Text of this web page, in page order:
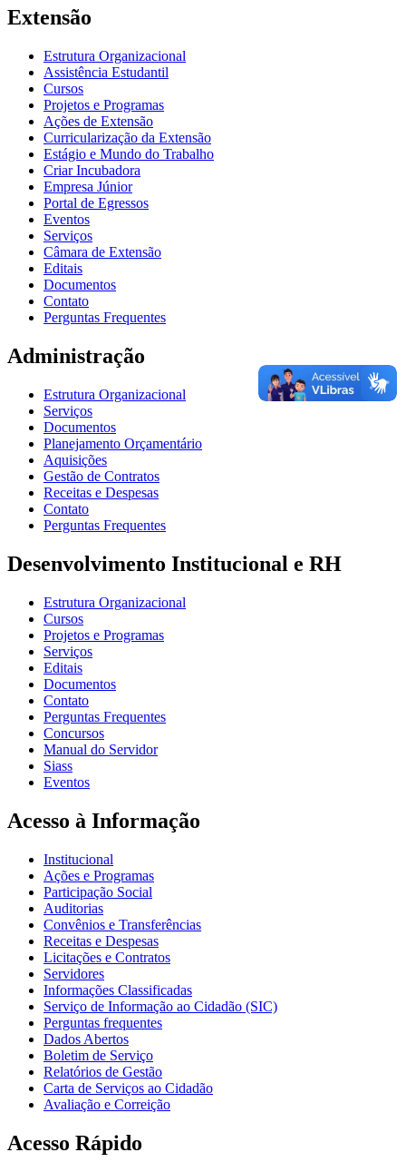
Extensão
Estrutura Organizacional
Assistência Estudantil
Cursos
Projetos e Programas
Ações de Extensão
Curricularização da Extensão
Estágio e Mundo do Trabalho
Criar Incubadora
Empresa Júnior
Portal de Egressos
Eventos
Serviços
Câmara de Extensão
Editais
Documentos
Contato
Perguntas Frequentes
Administração
Estrutura Organizacional
Serviços
Documentos
Planejamento Orçamentário
Aquisições
Gestão de Contratos
Receitas e Despesas
Contato
Perguntas Frequentes
Desenvolvimento Institucional e RH
Estrutura Organizacional
Cursos
Projetos e Programas
Serviços
Editais
Documentos
Contato
Perguntas Frequentes
Concursos
Manual do Servidor
Siass
Eventos
Acesso à Informação
Institucional
Ações e Programas
Participação Social
Auditorias
Convênios e Transferências
Receitas e Despesas
Licitações e Contratos
Servidores
Informações Classificadas
Serviço de Informação ao Cidadão (SIC)
Perguntas frequentes
Dados Abertos
Boletim de Serviço
Relatórios de Gestão
Carta de Serviços ao Cidadão
Avaliação e Correição
Acesso Rápido